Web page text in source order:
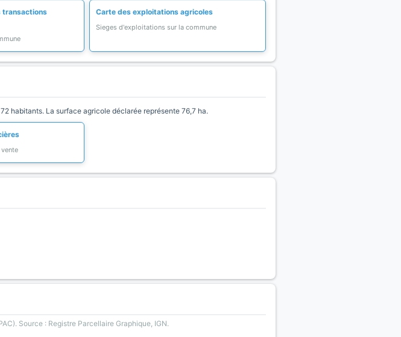
transactions
Carte des exploitations agricoles
Sieges d'exploitations sur la commune
habitants. La surface agricole déclarée représente 76,7 ha.
Source : Registre Parcellaire Graphique, IGN.